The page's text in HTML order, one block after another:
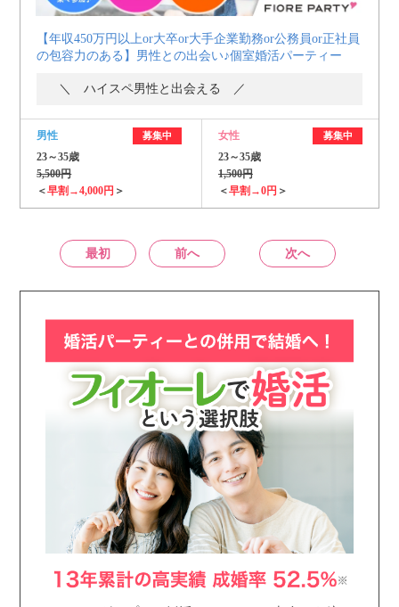
【年収450万円以上or大卒or大手企業勤務or公務員or正社員
の包容力のある】男性との出会い♪個室婚活パーティー
＼ ハイスペ男性と出会える ／
男性 募集中
23～35歳
5,500円
＜早割→4,000円 ＞
女性 募集中
23～35歳
1,500円
＜早割→0円 ＞
最初 前へ 次へ